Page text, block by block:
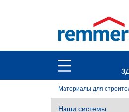
open
main
navigation
open
main
navigation
Материалы для
Наши системы